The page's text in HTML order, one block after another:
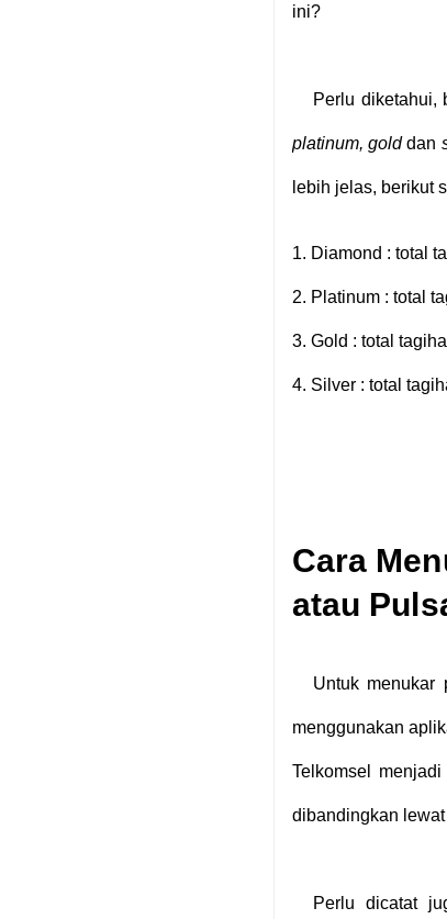
ini?
Perlu diketahui,
platinum, golddan
lebih jelas, berikut
1. Diamond : total
2. Platinum : total
3. Gold : total
4. Silver : total
Cara
atau
Untuk
menggunakan
Telkomsel
dibandingkan
Perlu dicatat